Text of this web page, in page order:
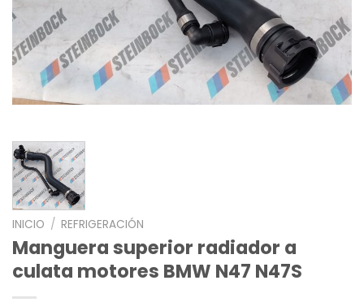
INICIO / REFRIGERACIÓN
Manguera superior radiador a
culata motores BMW N47 N47S